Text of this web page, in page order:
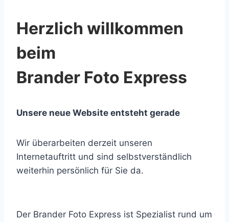
Herzlich willkommen
beim
Brander Foto Express
Unsere neue Website entsteht gerade
Wir überarbeiten derzeit unseren
Internetauftritt und sind selbstverständlich
weiterhin persönlich für Sie da.
Der Brander Foto Express ist Spezialist rund um